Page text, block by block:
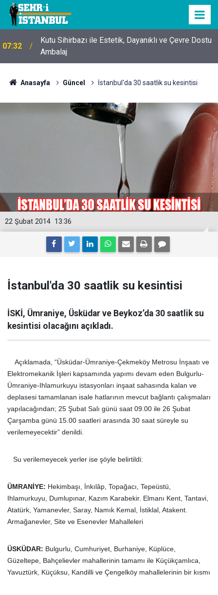
07:32
Kutu Sihirbazı ile Estetik, Dayanıklı ve Çevre Dostu
Ambalaj
Anasayfa Güncel İstanbul'da 30 saatlik su kesintisi
13:36
22 Şubat 2014
İstanbul'da 30 saatlik su kesintisi
İSKİ, Ümraniye, Üsküdar ve Beykoz’da 30 saatlik su
kesintisi olacağını açıkladı.
Açıklamada, “Üsküdar-Ümraniye-Çekmeköy Metrosu İnşaatı ve
Elektromekanik İşleri kapsamında yapımı devam eden Bulgurlu-
Ümraniye-Ihlamurkuyu istasyonları inşaat sahasında kalan ve
deplasesi tamamlanan isale hatlarının mevcut bağlantı çalışmaları
yapılacağından; 25 Şubat Salı günü saat 09.00 ile 26 Şubat
Çarşamba günü 15.00 saatleri arasında 30 saat süreyle su
verilemeyecektir” denildi.
Su verilemeyecek yerler ise şöyle belirtildi:
ÜMRANİYE: Hekimbaşı, İnkılâp, Topağacı, Tepeüstü,
Ihlamurkuyu, Dumlupınar, Kazım Karabekir. Elmanı Kent, Tantavi,
Atatürk, Yamanevler, Saray, Namık Kemal, İstiklal, Atakent.
Armağanevler, Site ve Esenevler Mahalleleri
ÜSKÜDAR: Bulgurlu, Cumhuriyet, Burhaniye, Küplüce,
Güzeltepe, Bahçelievler mahallerinin tamamı ile Küçükçamlıca,
Yavuztürk, Küçüksu, Kandilli ve Çengelköy mahallelerinin bir kısmı